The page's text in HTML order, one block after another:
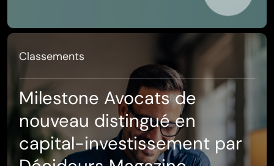
Classements
Milestone Avocats de
nouveau distingué en
capital-investissement par